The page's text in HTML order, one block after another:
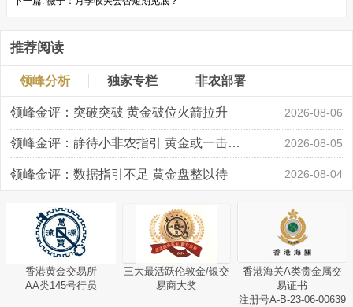
推荐阅读
领峰分析 独家专栏 非农部署
领峰金评：突破突破 黄金破位火箭拉升 2026-08-06
领峰金评：静待小非农指引 黄金或一击破局 2026-08-05
领峰金评：数据指引不足 黄金盘整以待 2026-08-04
香港黄金交易所
AA类145号行员
三大最活跃伦敦金/银交
易商大奖
香港海关A类贵金属交
易证书
注册号A-B-23-06-00639